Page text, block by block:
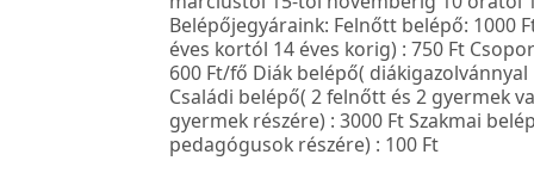
Belépőjegyáraink: Felnőtt belépő: 1000
éves kortól 14 éves korig) : 750 Ft
600 Ft/fő Diák belépő(
Családi belépő( 2 felnőtt és 2 gyermek
gyermek részére) : 3000 Ft Szakmai
pedagógusok részére) : 100 Ft